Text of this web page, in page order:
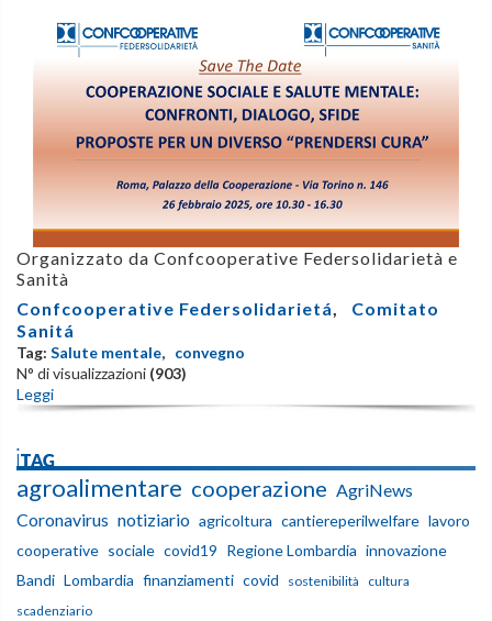
Organizzato da Confcooperative Federsolidarietà e
Sanità
Confcooperative Federsolidarietá, Comitato
Sanitá
Tag: Salute mentale, convegno
N° di visualizzazioni (903)
Leggi
iTAG
agroalimentare cooperazione AgriNews
Coronavirus notiziario agricoltura cantiereperilwelfare lavoro
cooperative sociale covid19 Regione Lombardia innovazione
Bandi Lombardia finanziamenti covid sostenibilità
cultura
scadenziario